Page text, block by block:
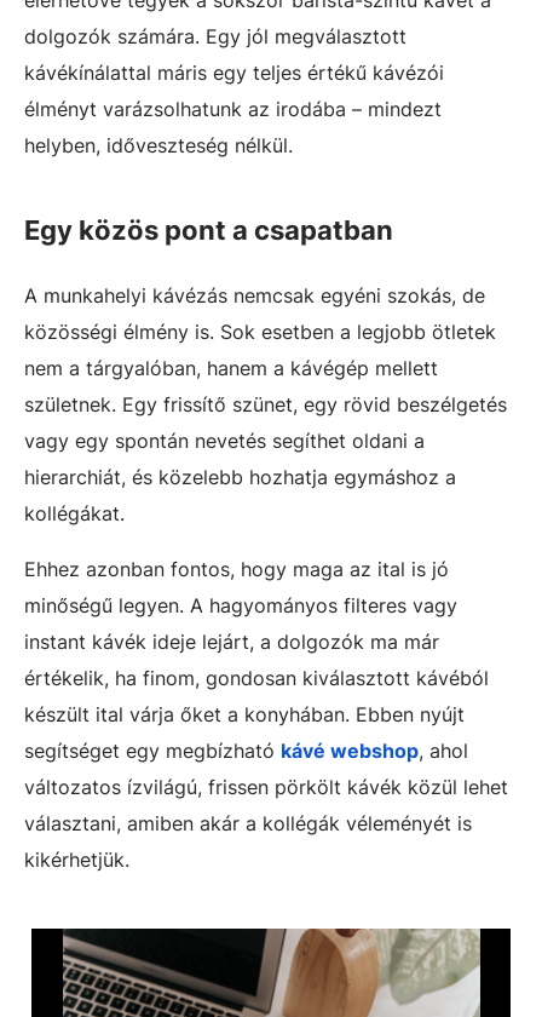
dolgozók számára. Egy jól megválasztott
kávékínálattal máris egy teljes értékű kávézói
élményt varázsolhatunk az irodába – mindezt
helyben, időveszteség nélkül.
Egy közös pont a csapatban
A munkahelyi kávézás nemcsak egyéni szokás, de
közösségi élmény is. Sok esetben a legjobb ötletek
nem a tárgyalóban, hanem a kávégép mellett
születnek. Egy frissítő szünet, egy rövid beszélgetés
vagy egy spontán nevetés segíthet oldani a
hierarchiát, és közelebb hozhatja egymáshoz a
kollégákat.
Ehhez azonban fontos, hogy maga az ital is jó
minőségű legyen. A hagyományos filteres vagy
instant kávék ideje lejárt, a dolgozók ma már
értékelik, ha finom, gondosan kiválasztott kávéból
készült ital várja őket a konyhában. Ebben nyújt
segítséget egy megbízható kávé webshop, ahol
változatos ízvilágú, frissen pörkölt kávék közül lehet
választani, amiben akár a kollégák véleményét is
kikérhetjük.